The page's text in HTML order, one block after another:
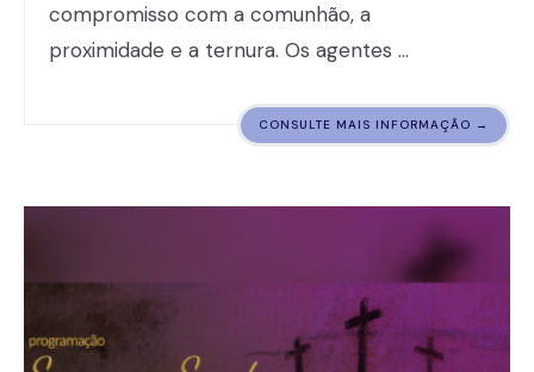
compromisso com a comunhão, a
proximidade e a ternura. Os agentes …
CONSULTE MAIS INFORMAÇÃO →